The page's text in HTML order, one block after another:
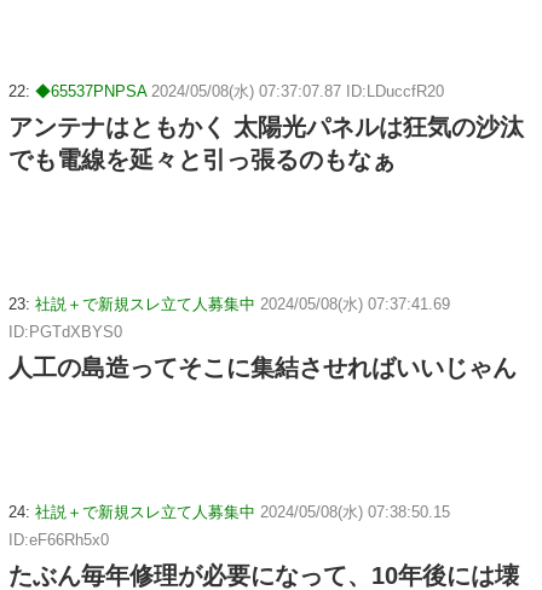
22: ◆65537PNPSA 2024/05/08(水) 07:37:07.87 ID:LDuccfR20
アンテナはともかく 太陽光パネルは狂気の沙汰
でも電線を延々と引っ張るのもなぁ
23: 社説＋で新規スレ立て人募集中 2024/05/08(水) 07:37:41.69
ID:PGTdXBYS0
人工の島造ってそこに集結させればいいじゃん
24: 社説＋で新規スレ立て人募集中 2024/05/08(水) 07:38:50.15
ID:eF66Rh5x0
たぶん毎年修理が必要になって、10年後には壊